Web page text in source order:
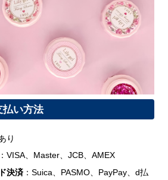
払い方法
り
：VISA、Master、JCB、AMEX
決済：Suica、PASMO、PayPay、d払